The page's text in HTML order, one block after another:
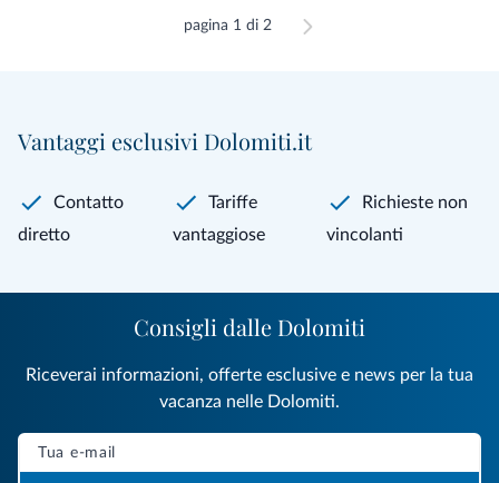
pagina 1 di 2
Vantaggi esclusivi Dolomiti.it
Contatto
diretto
Tariffe
vantaggiose
Richieste non
vincolanti
Consigli dalle Dolomiti
Riceverai informazioni, offerte esclusive e news per la tua
vacanza nelle Dolomiti.